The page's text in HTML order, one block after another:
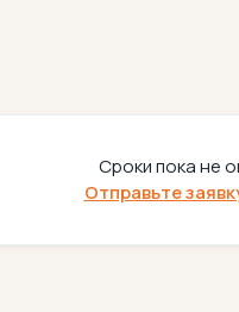
Сроки пока не
Отправьте